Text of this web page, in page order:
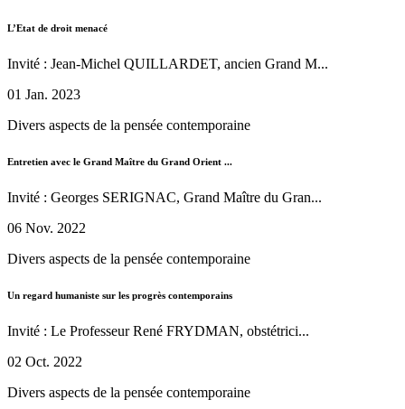
L’Etat de droit menacé
Invité : Jean-Michel QUILLARDET, ancien Grand M...
01 Jan. 2023
Divers aspects de la pensée contemporaine
Entretien avec le Grand Maître du Grand Orient ...
Invité : Georges SERIGNAC, Grand Maître du Gran...
06 Nov. 2022
Divers aspects de la pensée contemporaine
Un regard humaniste sur les progrès contemporains
Invité : Le Professeur René FRYDMAN, obstétrici...
02 Oct. 2022
Divers aspects de la pensée contemporaine